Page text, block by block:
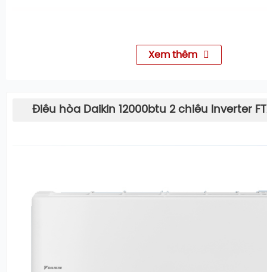
Xem thêm
Điều hòa Daikin 12000btu 2 chiều Inverter